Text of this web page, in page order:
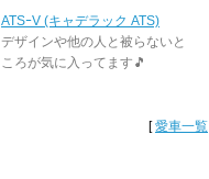
ATSｰV (キャデラック ATS)
デザインや他の人と被らないと
ころが気に入ってます🎵
[愛車一覧